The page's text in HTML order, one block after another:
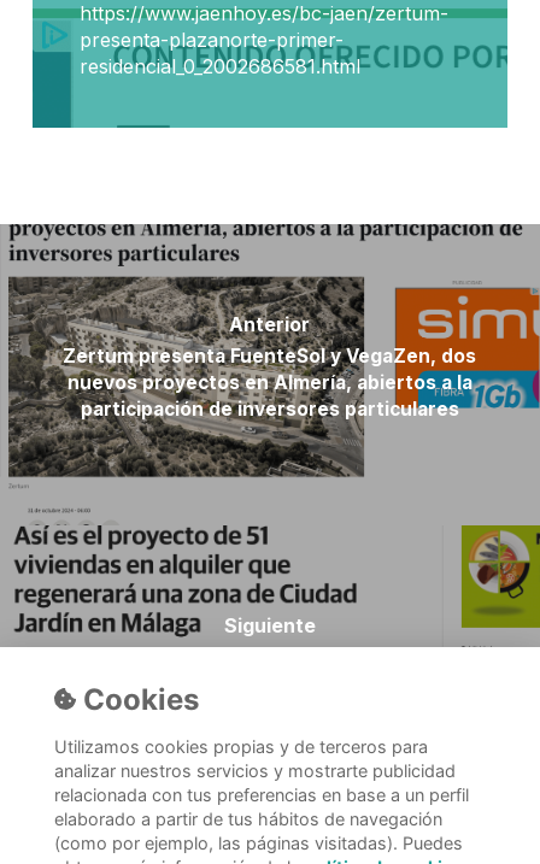
https://www.jaenhoy.es/bc-jaen/zertum-
presenta-plazanorte-primer-
residencial_0_2002686581.html
Anterior
Zertum presenta FuenteSol y VegaZen, dos
nuevos proyectos en Almería, abiertos a la
participación de inversores particulares
Siguiente
que regenerará una zona de Ciudad Jardín en
Cookies
Utilizamos cookies propias y de terceros para
analizar nuestros servicios y mostrarte publicidad
relacionada con tus preferencias en base a un perfil
elaborado a partir de tus hábitos de navegación
(como por ejemplo, las páginas visitadas). Puedes